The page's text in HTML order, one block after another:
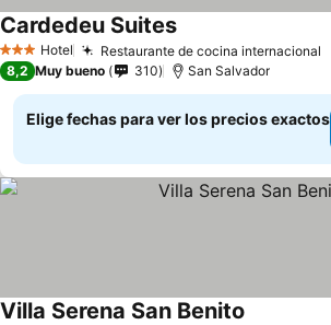
3 Estrellas
Hotel Restaurante de cocina internacional
Cardedeu SuitesVer precios
8,2 Muy bueno 310 San Salvador
Elige fechas para ver los precios exactos
Villa Serena San Benito